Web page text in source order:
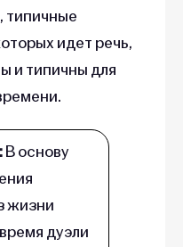
типичные
идет речь,
и типичны для
В основу
жизни
дуэли